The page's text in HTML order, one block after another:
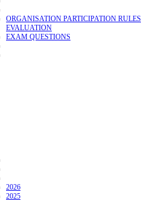
ORGANISATION PARTICIPATION RULES
EVALUATION
EXAM QUESTIONS
2026
2025